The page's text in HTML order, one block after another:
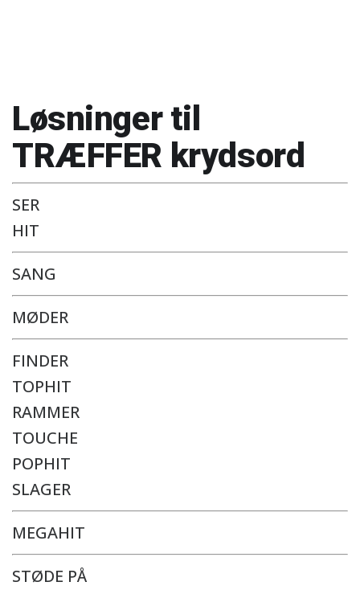
Løsninger til
TRÆFFER krydsord
SER
HIT
SANG
MØDER
FINDER
TOPHIT
RAMMER
TOUCHE
POPHIT
SLAGER
MEGAHIT
STØDE PÅ